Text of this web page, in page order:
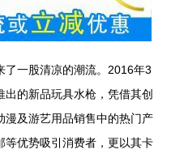
了一股清凉的潮流。2016年3
出的新品玩具水枪，凭借其创
漫及游艺用品销售中的热门产
等优势吸引消费者，更以其卡